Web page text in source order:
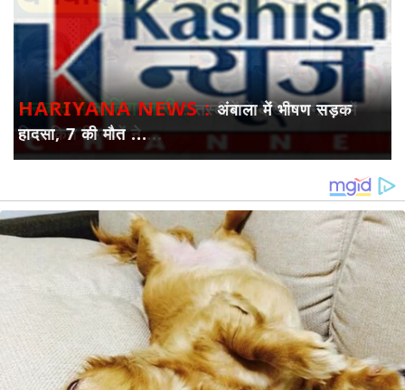
HARIYANA NEWS :अंबाला में भीषण सड़क
हादसा, 7 की मौत ...